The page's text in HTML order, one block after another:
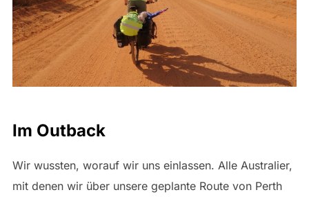
Im Outback
Wir wussten, worauf wir uns einlassen. Alle Australier,
mit denen wir über unsere geplante Route von Perth